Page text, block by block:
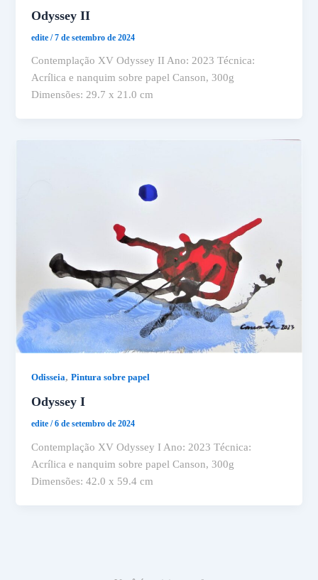
Odyssey II
edite/7 de setembro de 2024
Contemplação XV Odyssey II Ano: 2023 Técnica:
Acrílica e nanquim sobre papel Canson, 300g
Dimensões: 29.7 x 21.0 cm
Odisseia,Pintura sobre papel
Odyssey I
edite/6 de setembro de 2024
Contemplação XV Odyssey I Ano: 2023 Técnica:
Acrílica e nanquim sobre papel Canson, 300g
Dimensões: 42.0 x 59.4 cm